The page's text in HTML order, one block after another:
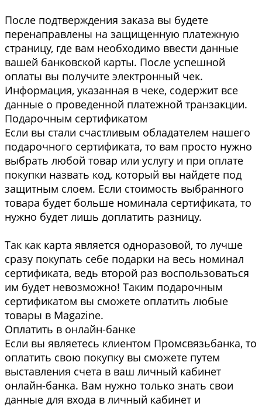
После подтверждения заказа вы будете
перенаправлены на защищенную платежную
страницу, где вам необходимо ввести данные
вашей банковской карты. После успешной
оплаты вы получите электронный чек.
Информация, указанная в чеке, содержит все
данные о проведенной платежной транзакции.
Подарочным сертификатом
Если вы стали счастливым обладателем нашего
подарочного сертификата, то вам просто нужно
выбрать любой товар или услугу и при оплате
покупки назвать код, который вы найдете под
защитным слоем. Если стоимость выбранного
товара будет больше номинала сертификата, то
нужно будет лишь доплатить разницу.
Так как карта является одноразовой, то лучше
сразу покупать себе подарки на весь номинал
сертификата, ведь второй раз воспользоваться
им будет невозможно! Таким подарочным
сертификатом вы сможете оплатить любые
товары в Magazine.
Оплатить в онлайн-банке
Если вы являетесь клиентом Промсвязьбанка, то
оплатить свою покупку вы сможете путем
выставления счета в ваш личный кабинет
онлайн-банка. Вам нужно только знать свои
данные для входа в личный кабинет и